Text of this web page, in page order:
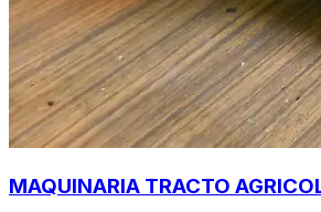
MAQUINARIA TRACTO